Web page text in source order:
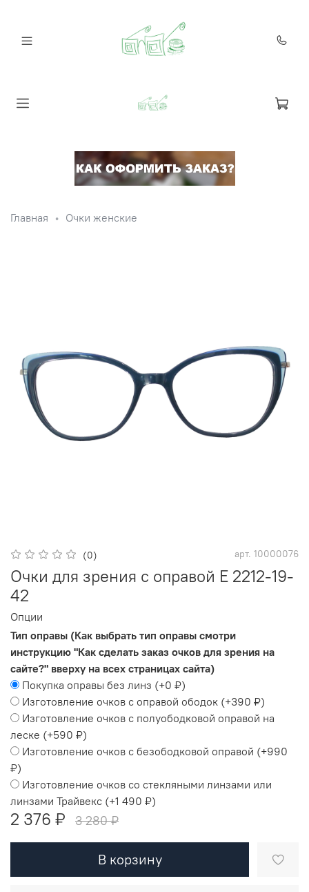
Главная Очки женские
(0) арт. 10000076
Очки для зрения с оправой E 2212-19-
42
Опции
Тип оправы (Как выбрать тип оправы смотри
инструкцию "Как сделать заказ очков для зрения на
сайте?" вверху на всех страницах сайта)
Покупка оправы без линз (+0 ₽)
Изготовление очков с оправой ободок (+390 ₽)
Изготовление очков с полуободковой оправой на
леске (+590 ₽)
Изготовление очков с безободковой оправой (+990
₽)
Изготовление очков со стекляными линзами или
линзами Трайвекс (+1 490 ₽)
2 376 ₽ 3 280 ₽
В корзину